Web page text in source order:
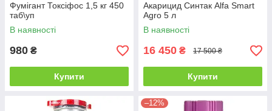
Фумігант Токсіфос 1,5 кг 450
таб\уп
В наявності
980 ₴
Купити
Акарицид Синтак Alfa Smart
Agro 5 л
В наявності
16 450 ₴ 17 500 ₴
Купити
–12%